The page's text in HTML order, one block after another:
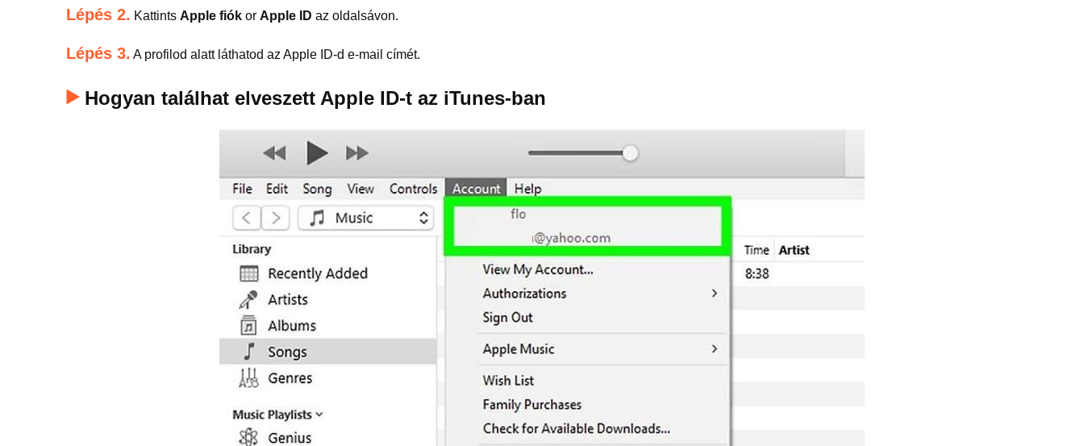
Lépés 2. Kattints Apple fiók or Apple ID az oldalsávon.
Lépés 3. A profilod alatt láthatod az Apple ID-d e-mail címét.
Hogyan találhat elveszett Apple ID-t az iTunes-ban